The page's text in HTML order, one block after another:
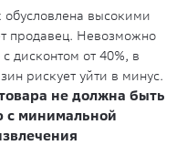
высокими
продавец. Невозможно
дисконтом от 40%, в
рискует уйти в минус.
не должна быть
с минимальной